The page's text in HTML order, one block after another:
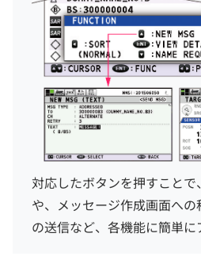
対応したボタンを押すこと
や、メッセージ作成画面へ
の送信など、各機能に簡単に